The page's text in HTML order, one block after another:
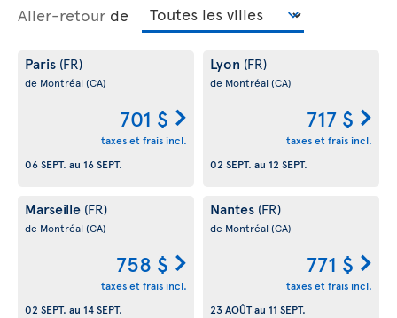
Aller-retour de
Paris (FR)
de Montréal (CA)
701 $
taxes et frais incl.
06 SEPT. au 16 SEPT.
Lyon (FR)
de Montréal (CA)
717 $
taxes et frais incl.
02 SEPT. au 12 SEPT.
Marseille (FR)
de Montréal (CA)
758 $
taxes et frais incl.
02 SEPT. au 14 SEPT.
Nantes (FR)
de Montréal (CA)
771 $
taxes et frais incl.
23 AOÛTau 11 SEPT.